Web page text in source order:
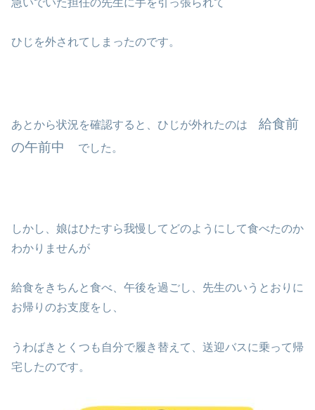
ひじを外されてしまったのです。
あとから状況を確認すると、ひじが外れたのは 給食前
の午前中
でした。
しかし、娘はひたすら我慢してどのようにして食べたのか
わかりませんが
給食をきちんと食べ、午後を過ごし、先生のいうとおりに
お帰りのお支度をし、
うわばきとくつも自分で履き替えて、送迎バスに乗って帰
宅したのです。